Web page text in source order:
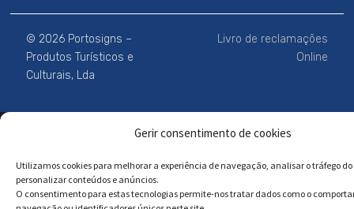
Gerir consentimento de cookies
Utilizamos cookies para melhorar a experiência de navegação, analisar o tráfego do
personalizar conteúdos e anúncios.
O consentimento para estas tecnologias permite-nos tratar dados como o
e
b
o
o
k
t
a
g
r
a
m
© 2026 Portosigns –
Produtos Turísticos e
Culturais, Lda
Livro de reclamações
Online
Powered byMegastock Informática